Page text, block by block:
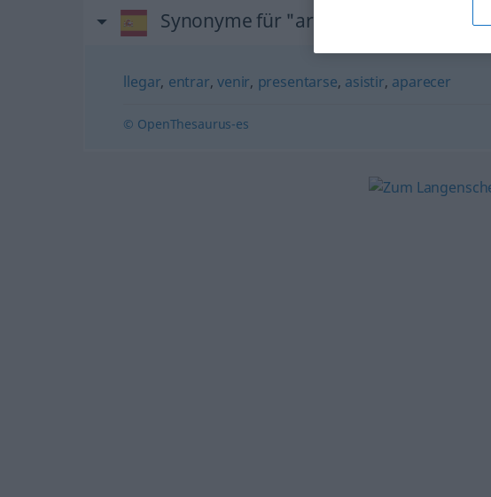
Synonyme für "arribar"
llegar, entrar,venir, presentarse, asistir, aparecer
© OpenThesaurus-es